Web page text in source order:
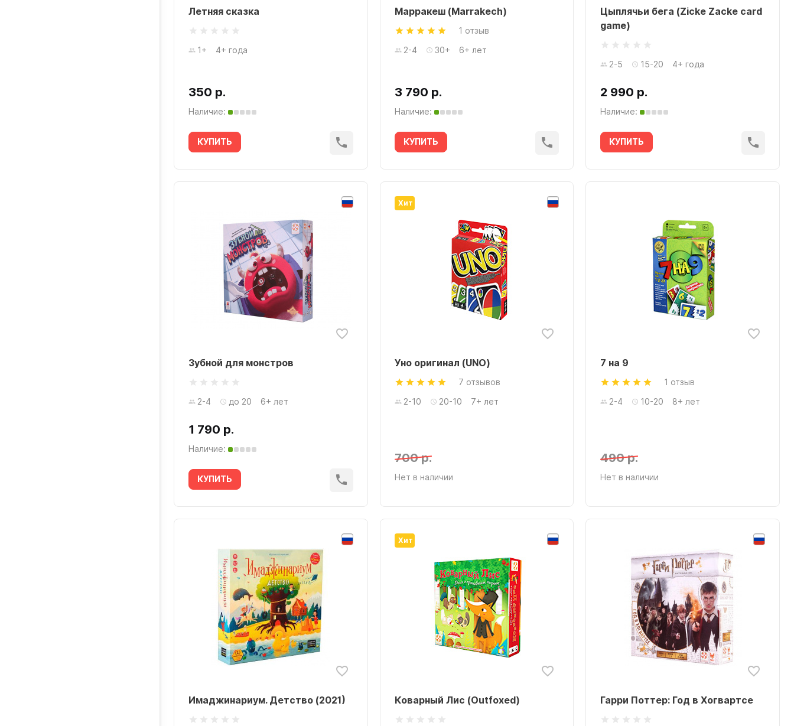
Летняя сказка
1+ 4+ года
350 р.
Наличие:
КУПИТЬ
Марракеш (Marrakech)
1 отзыв
2-4
30+ 6+ лет
3 790 р.
Наличие:
КУПИТЬ
Цыплячьи бега (Zicke Zacke card
game)
2-5 15-20 4+ года
2 990 р.
Наличие:
КУПИТЬ
Зубной для монстров
2-4 до 20 6+ лет
1 790 р.
Наличие:
КУПИТЬ
Хит
Уно оригинал (UNO)
7 отзывов
2-10
20-10 7+ лет
700 р.
Нет в наличии
7 на 9
1 отзыв
2-4
10-20 8+ лет
490 р.
Нет в наличии
Имаджинариум. Детство (2021)
Хит
Коварный Лис (Outfoxed) Гарри Поттер: Год в Хогвартсе